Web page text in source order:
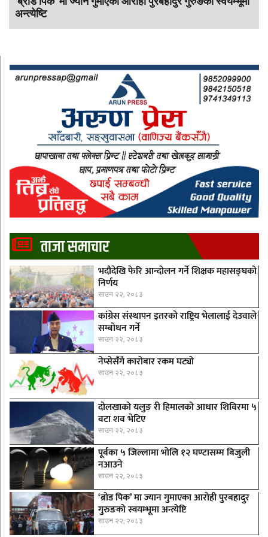
अन्त्येष्टि
ताजा समाचार
भदौदेखि फेरि आन्दोलन गर्ने शिक्षक महासङ्घको
निर्णय
साउन २२, २०८३
कांग्रेस संस्थापन इतरको राष्ट्रिय भेलालाई देउवाले
सम्बोधन गर्ने
साउन २२, २०८३
नेप्सेसँगै काराेबार रकम घट्याे
साउन २२, २०८३
दोलखाको यलुङ री हिमालको आधार शिविरमा ५
वटा शव भेटिए
साउन २२, २०८३
पूर्वका ५ जिल्लामा भाेलि १२ घण्टासम्म बिजुली
नआउने
साउन २२, २०८३
‘ब्रोड पिक’ मा ज्यान गुमाएका आराेही पुरबहादुर
गुरुङको स्वयम्भूमा अन्त्येष्टि
साउन २२, २०८३